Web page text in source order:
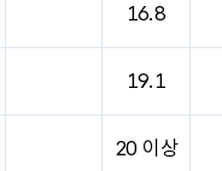
16.8
19.1
20 이상